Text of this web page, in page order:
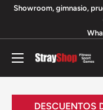
al
contenido
Showroom, gimnasio,
StrayShop
B.V.
DESCUENTOS